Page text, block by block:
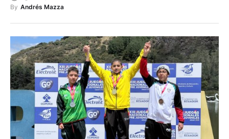
By Andrés Mazza